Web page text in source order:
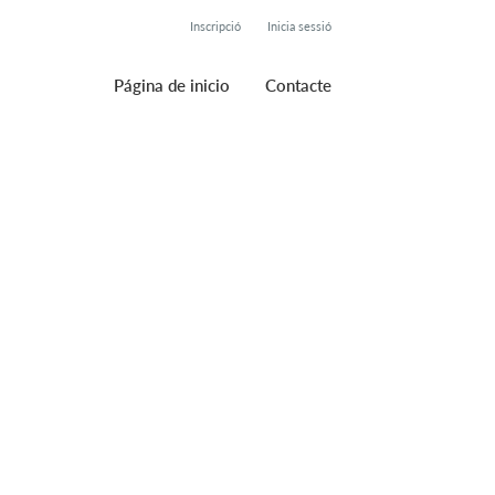
Inscripció Inicia sessió
Página de inicio Contacte